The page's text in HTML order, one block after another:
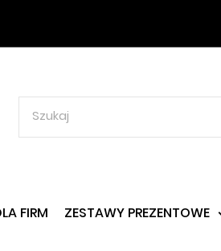
FIRM ZESTAWY PREZENTOWE